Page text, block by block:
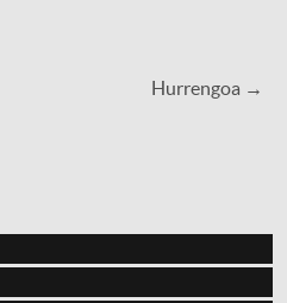
Hurrengoa →